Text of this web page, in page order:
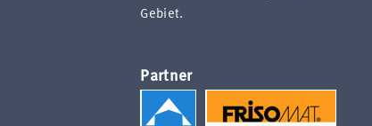
Gebiet.
Partner